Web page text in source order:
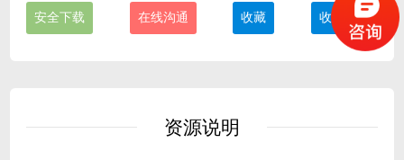
安全下载 在线沟通 收藏 收费说明
资源说明